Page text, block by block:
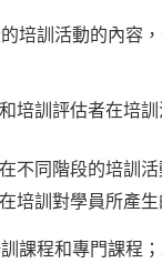
培訓活動的內容
培訓評估者在培
不同階段的培訓
培訓對學員所產生
課程和專門課程